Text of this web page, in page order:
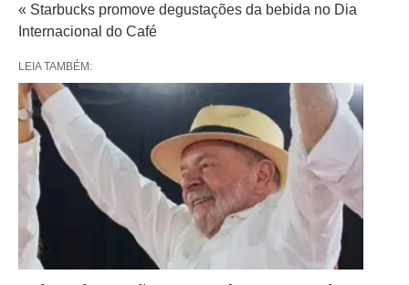
« Starbucks promove degustações da bebida no Dia
Internacional do Café
LEIA TAMBÉM: